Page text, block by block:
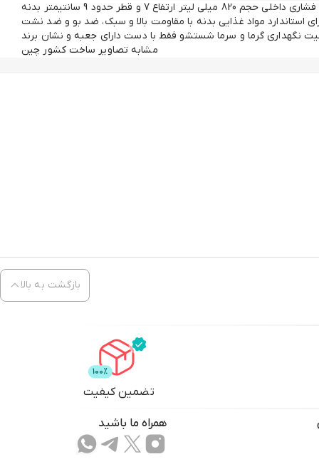
فلاسک دو جداره با درب پیچی خارجی و فشاری داخلی حجم 820 میلی لیتر ارتفاع 7 و قطر حدود 9 سانتیمتر بدنه
شده از استیل ضد زنگ 304 دارای استاندارد مواد غذایی بدنه با مقاومت بالا و سبک، ضد بو و ضد نشت
نگهداری گرما و سرما شستشو فقط با دست دارای جعبه و نشان برند
مشابه تصاویر ساخت کشور چین
بازگشت به بالا
تضمین کیفیت
همراه ما باشید